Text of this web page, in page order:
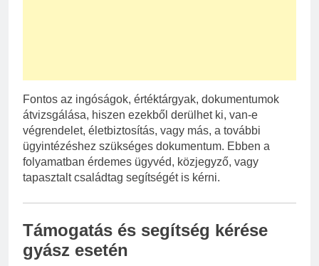
Fontos az ingóságok, értéktárgyak, dokumentumok
átvizsgálása, hiszen ezekből derülhet ki, van-e
végrendelet, életbiztosítás, vagy más, a további
ügyintézéshez szükséges dokumentum. Ebben a
folyamatban érdemes ügyvéd, közjegyző, vagy
tapasztalt családtag segítségét is kérni.
Támogatás és segítség kérése
gyász esetén